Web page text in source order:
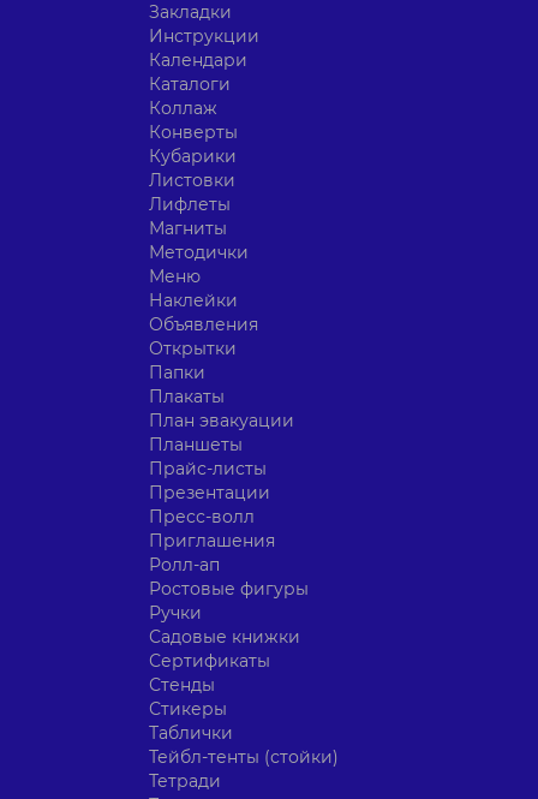
Закладки
Инструкции
Календари
Каталоги
Коллаж
Конверты
Кубарики
Листовки
Лифлеты
Магниты
Методички
Меню
Наклейки
Объявления
Открытки
Папки
Плакаты
План эвакуации
Планшеты
Прайс-листы
Презентации
Пресс-волл
Приглашения
Ролл-ап
Ростовые фигуры
Ручки
Садовые книжки
Сертификаты
Стенды
Стикеры
Таблички
Тейбл-тенты (стойки)
Тетради